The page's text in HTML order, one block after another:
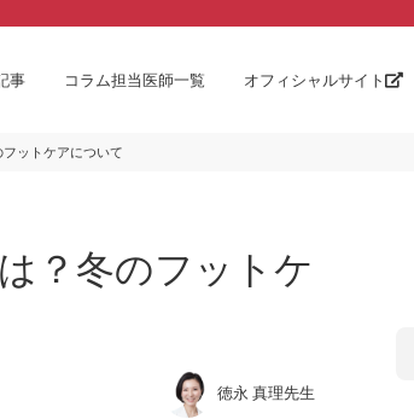
事 コラム担当医師一覧 オフィシャルサイト
ットケアについて
？冬のフットケ
徳永 真理先生